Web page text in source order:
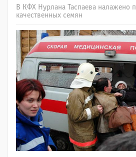
В КФХ Нурлана Таспаева налажено
качественных семян